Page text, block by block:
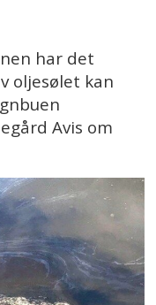
har det
oljesølet kan
Avis om